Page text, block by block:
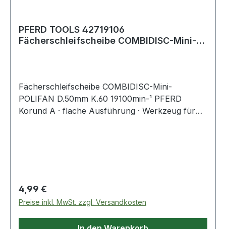
PFERD TOOLS 42719106
Fächerschleifscheibe COMBIDISC-Mini-
Fächerschleifscheibe COMBIDISC-Mini-
POLIFAN D.50mm K.60 19100min-¹ PFERD
Korund A · flache Ausführung · Werkzeug für
Regulärer Preis:
4,99 €
Preise inkl. MwSt. zzgl. Versandkosten